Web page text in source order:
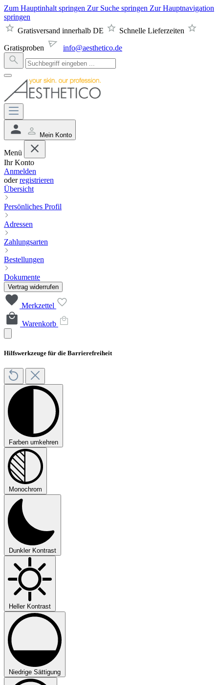
Zum Hauptinhalt springen Zur Suche springen Zur Hauptnavigation
springen
Gratisversand innerhalb DE
Schnelle Lieferzeiten
Gratisproben info@aesthetico.de
Mein Konto
Menü
Ihr Konto
Anmelden
oderregistrieren
Übersicht
Persönliches Profil
Adressen
Zahlungsarten
Bestellungen
Dokumente
Vertrag widerrufen
Merkzettel
Warenkorb
Hilfswerkzeuge für die Barrierefreiheit
Farben umkehren
Monochrom
Dunkler Kontrast
Heller Kontrast
Niedrige Sättigung